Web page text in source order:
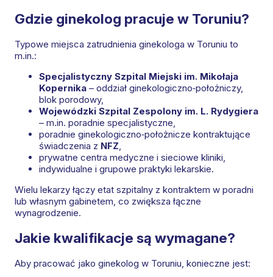
Gdzie ginekolog pracuje w Toruniu?
Typowe miejsca zatrudnienia ginekologa w Toruniu to
m.in.:
Specjalistyczny Szpital Miejski im. Mikołaja
Kopernika – oddział ginekologiczno‑położniczy,
blok porodowy,
Wojewódzki Szpital Zespolony im. L. Rydygiera
– m.in. poradnie specjalistyczne,
poradnie ginekologiczno‑położnicze kontraktujące
świadczenia z NFZ
prywatne centra medyczne i sieciowe kliniki,
indywidualne i grupowe praktyki lekarskie.
Wielu lekarzy łączy etat szpitalny z kontraktem w poradni
lub własnym gabinetem, co zwiększa łączne
wynagrodzenie.
Jakie kwalifikacje są wymagane?
Aby pracować jako ginekolog w Toruniu, konieczne jest: